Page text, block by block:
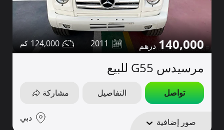
140,000
2011
124,000
مرسيدس G55 للبيع
تواصل التفاصيل مشاركة
صور إضافية دبي